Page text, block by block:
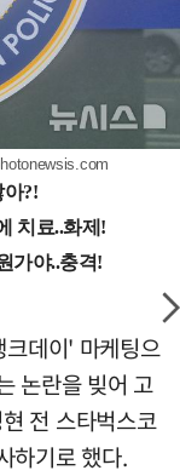
데이' 마케팅으
논란을 빚어 고
전 스타벅스코
하기로 했다.